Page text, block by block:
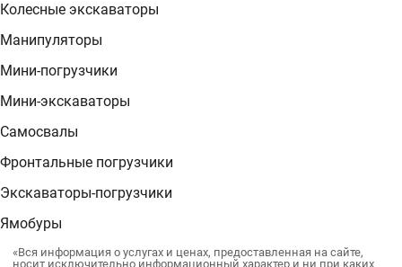
Колесные экскаваторы
Манипуляторы
Мини-погрузчики
Мини-экскаваторы
Самосвалы
Фронтальные погрузчики
Экскаваторы-погрузчики
Ямобуры
«Вся информация о услугах и ценах, предоставленная на сайте,
носит исключительно информационный характер и ни при каких